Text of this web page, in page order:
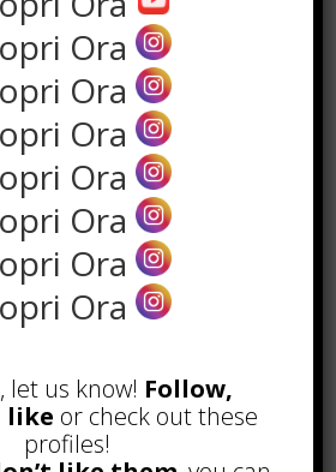
trucchi per avere un blog di
22nd, 2016
TOP!
2nd, 2017
low-cost a Torino
Ora
Ora
Ora
Ora
Ora
Ora
Ora
let us know! Follow,
like or check out these
profiles!